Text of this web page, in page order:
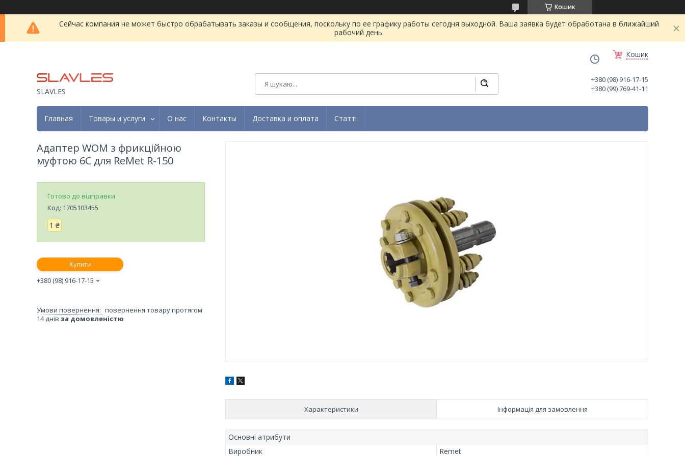
Кошик
Сейчас компания не может быстро обрабатывать заказы и сообщения, поскольку по ее графику работы сегодня выходной. Ваша заявка будет обработана в ближайший
рабочий день.
Кошик
SLAVLES
+380 (98) 916-17-15
+380 (99) 769-41-11
Главная Товары и услуги О нас Контакты Доставка и оплата Статті
Характеристики Інформація для замовлення
Основні атрибути
Виробник
Remet
Адаптер WOM з фрикційною
муфтою 6C для ReMet R-150
Готово до відправки
Код: 1705103455
1 ₴
Купити
+380 (98) 916-17-15
повернення товару протягом
14 днів за домовленістю